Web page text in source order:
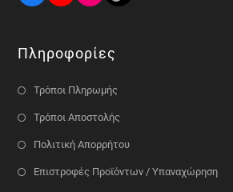
Πληροφορίες
Τρόποι Πληρωμής
Τρόποι Αποστολής
Πολιτική Απορρήτου
Επιστροφές Προϊόντων / Υπαναχώρηση